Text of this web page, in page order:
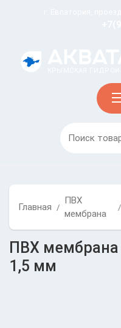
Главная /
ПВХ
мембрана
/
ПВХ мембрана
1,5 мм